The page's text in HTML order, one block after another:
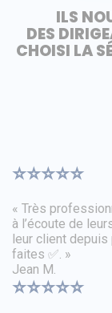
ILS
DES
CHOISI LA
⭐⭐⭐⭐⭐
« Très
à l’écoute de
leur client
faites ✅. »
Jean M.
⭐⭐⭐⭐⭐